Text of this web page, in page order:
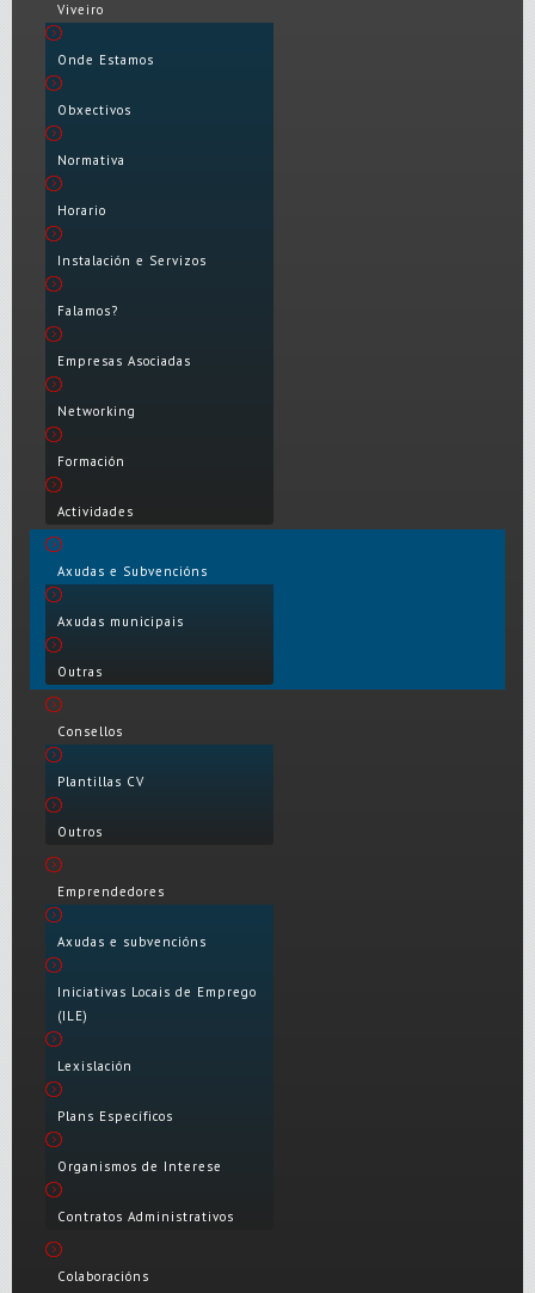
Viveiro
Onde Estamos
Obxectivos
Normativa
Horario
Instalación e Servizos
Falamos?
Empresas Asociadas
Networking
Formación
Actividades
Axudas e Subvencións
Axudas municipais
Outras
Consellos
Plantillas CV
Outros
Emprendedores
Axudas e subvencións
Iniciativas Locais de Emprego
(ILE)
Lexislación
Plans Específicos
Organismos de Interese
Contratos Administrativos
Colaboracións